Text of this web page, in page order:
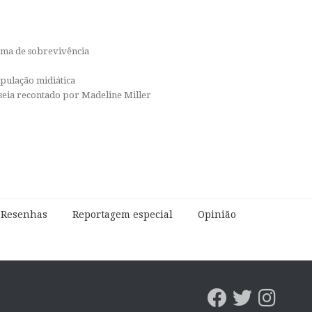
de sobrevivência
midiática
recontado por Madeline Miller
Reportagem especial Opinião